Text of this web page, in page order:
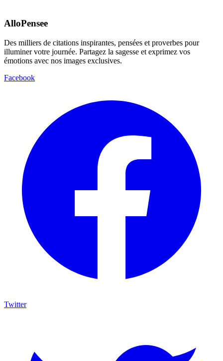
AlloPensee
Des milliers de citations inspirantes, pensées et proverbes pour
illuminer votre journée. Partagez la sagesse et exprimez vos
émotions avec nos images exclusives.
Facebook
Twitter